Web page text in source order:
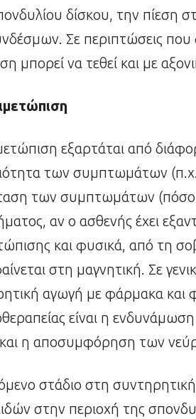
δίσκου, την πίεση
Σε περιπτώσεις που
μπορεί να τεθεί και με
εξαρτάται από
των συμπτωμάτων
των συμπτωμάτων (πόσο
αν ο ασθενής έχει
και φυσικά, από τη
στη μαγνητική. Σε
αγωγή με φάρμακα και
είναι η
η αποσυμφόρηση των
στάδιο στη συντηρητική
στην περιοχή της